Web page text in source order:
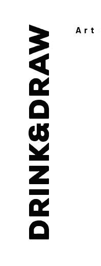
drink&draw Art